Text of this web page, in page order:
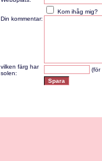
Kom ihåg mig?
Din kommentar:
vilken färg har
solen:
(för